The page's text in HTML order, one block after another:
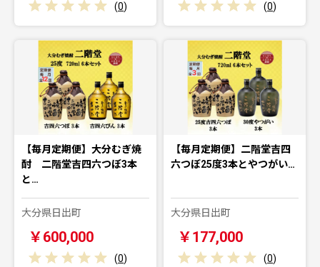
(0) (0)
【毎月定期便】大分むぎ焼
酎 二階堂吉四六つぼ3本
と…
大分県日出町
￥600,000
(0)
【毎月定期便】二階堂吉四
六つぼ25度3本とやつがい…
大分県日出町
￥177,000
(0)